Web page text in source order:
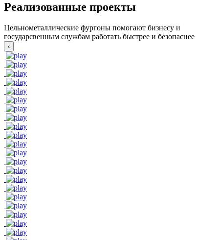
Реализованные проекты
Цельнометаллические фургоны помогают бизнесу и
государсвенным службам работать быстрее и безопаснее
‹